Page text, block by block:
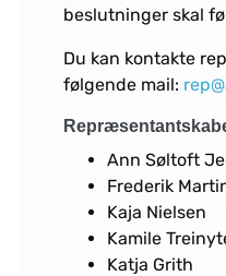
beslutninger skal
Du kan kontakte
følgende mail:
Ann Søltoft
Frederik
Kaja Nielsen
Kamile
Katja Grith